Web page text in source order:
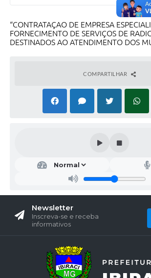
“CONTRATAÇAO DE EMPRESA
FORNECIMENTO DE SERVIÇOS DE
DESTINADOS AO ATENDIMENTO DOS
COMPARTILHAR
Newsletter
Inscreva-se e receba
informativos